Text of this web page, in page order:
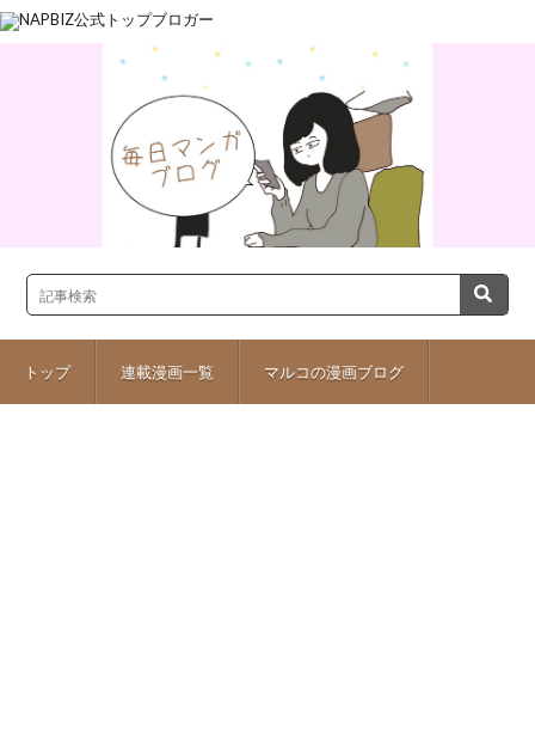
トップ 連載漫画一覧 マルコの漫画ブログ